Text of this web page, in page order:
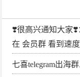
❣️很高兴通知大家❣️
在 会员群 看到速度
七喜telegram出海